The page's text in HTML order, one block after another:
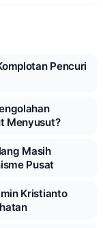
Pencuri
Menyusut?
Masih
Pusat
Kristianto